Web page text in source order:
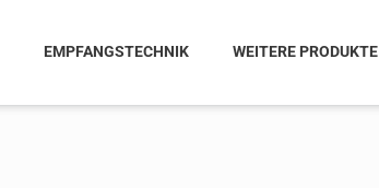
EMPFANGSTECHNIK WEITERE PRODUKTE